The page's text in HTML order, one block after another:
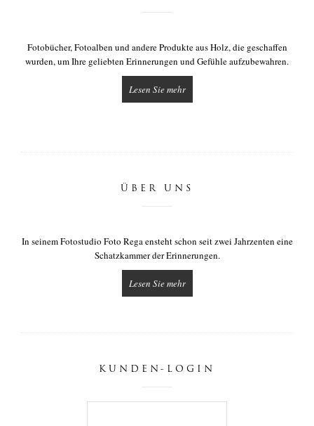
Fotobücher, Fotoalben und andere Produkte aus Holz, die geschaffen
wurden, um Ihre geliebten Erinnerungen und Gefühle aufzubewahren.
Lesen Sie mehr
ÜBER UNS
In seinem Fotostudio Foto Rega ensteht schon seit zwei Jahrzenten eine
Schatzkammer der Erinnerungen.
Lesen Sie mehr
KUNDEN-LOGIN